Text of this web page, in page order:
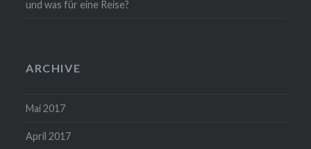
und was für eine Reise?
ARCHIVE
Mai 2017
April 2017